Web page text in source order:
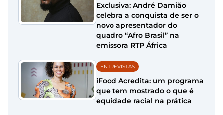
Exclusiva: André Damião
celebra a conquista de ser o
novo apresentador do
quadro “Afro Brasil” na
emissora RTP África
ENTREVISTAS
iFood Acredita: um programa
que tem mostrado o que é
equidade racial na prática